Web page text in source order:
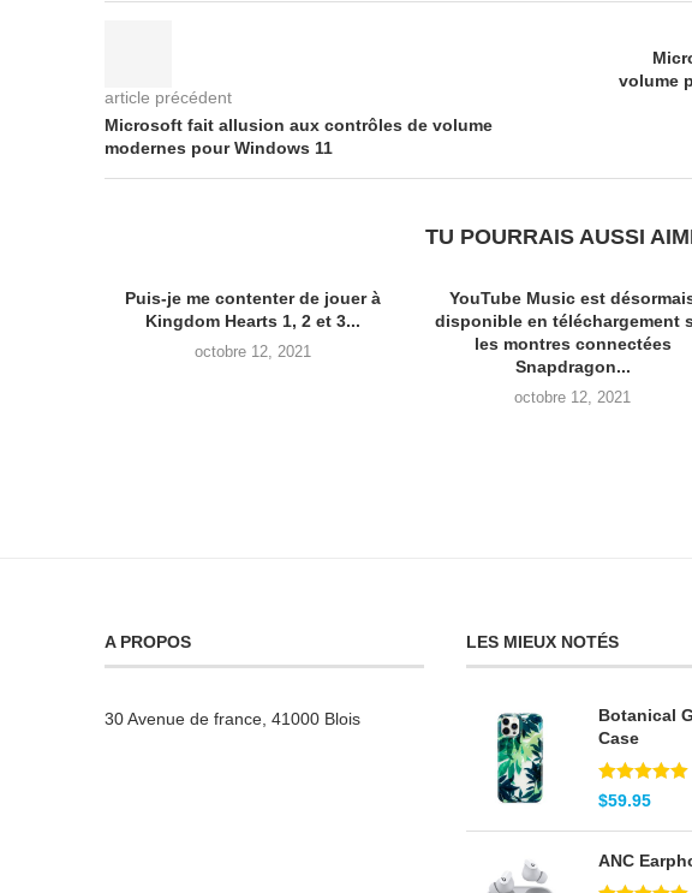
article précédent
Microsoft fait allusion aux contrôles de volume
modernes pour Windows 11
volume
TU POURRAIS AUSSI
Puis-je me contenter de jouer à
Kingdom Hearts 1, 2 et 3...
octobre 12, 2021
YouTube Music est
disponible en téléchargement
les montres connectées
Snapdragon...
octobre 12, 2021
A PROPOS
30 Avenue de france, 41000 Blois
LES MIEUX NOTÉS
Botanical
Case
Note5.00
sur 5
$59.95
ANC